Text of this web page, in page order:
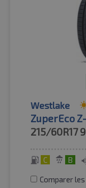
Westlake
ZuperEco
215/60R17
C B
Comparer